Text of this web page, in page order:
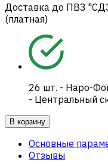
Доставка до ПВЗ
(платная)
26 шт. - Наро-
- Центральный
В корзину
Основные
Отзывы